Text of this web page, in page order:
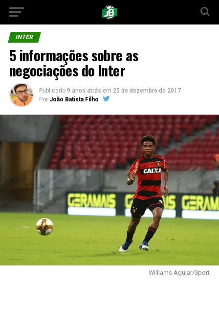
INTER
5 informações sobre as
negociações do Inter
Publicado 9 anos atrás em 25 de dezembro de 2017
Por João Batista Filho
Williams Aguiar/Sport